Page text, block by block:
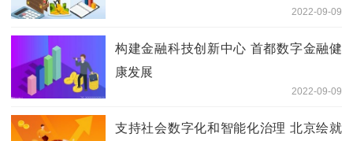
2022-09-09
构建金融科技创新中心 首都数字金融健
康发展
2022-09-09
支持社会数字化和智能化治理 北京绘就